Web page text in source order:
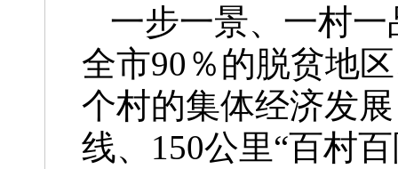
一步一景、一村
全市90％的脱贫地
个村的集体经济发
线、150公里“百村